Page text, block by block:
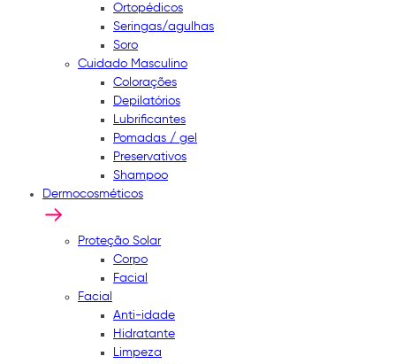
Ortopédicos
Seringas/agulhas
Soro
Cuidado Masculino
Colorações
Depilatórios
Lubrificantes
Pomadas / gel
Preservativos
Shampoo
Dermocosméticos
Proteção Solar
Corpo
Facial
Facial
Anti-idade
Hidratante
Limpeza